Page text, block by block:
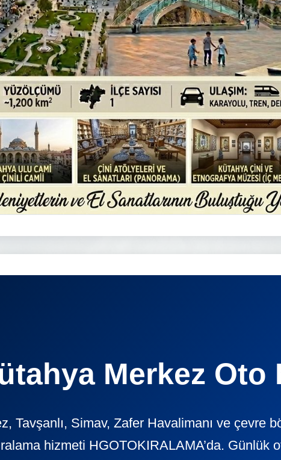
Merkez Oto
Tavşanlı, Simav, Zafer Havalimanı ve çevre
hizmeti HGOTOKIRALAMA’da. Günlük